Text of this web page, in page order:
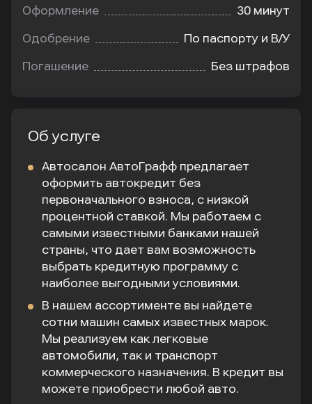
Оформление 30 минут
Одобрение По паспорту и В/У
Погашение Без штрафов
Об услуге
Автосалон АвтоГрафф предлагает
оформить автокредит без
первоначального взноса, с низкой
процентной ставкой. Мы работаем с
самыми известными банками нашей
страны, что дает вам возможность
выбрать кредитную программу с
наиболее выгодными условиями.
В нашем ассортименте вы найдете
сотни машин самых известных марок.
Мы реализуем как легковые
автомобили, так и транспорт
коммерческого назначения. В кредит вы
можете приобрести любой авто.